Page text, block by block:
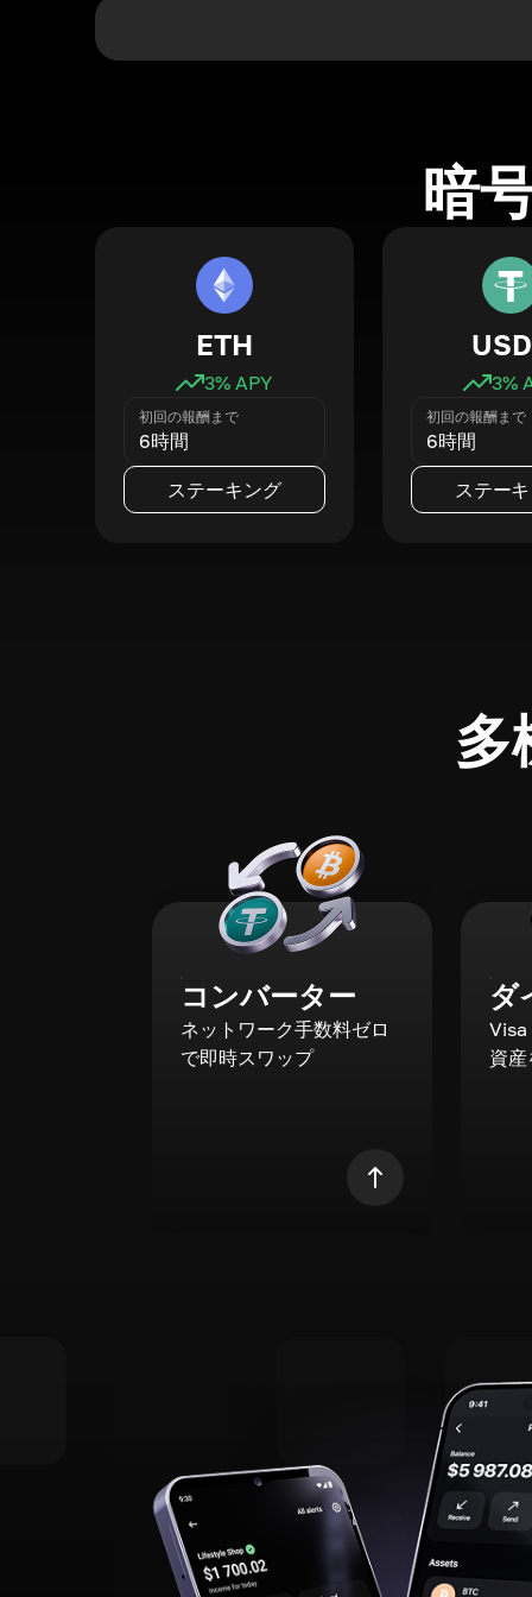
暗
ETH
3% APY
初回の報酬まで
6時間
ステーキング
3%
初回の報酬まで
6時間
ステー
多
コンバーター
ネットワーク手数料ゼロ
で即時スワップ
ダ
資